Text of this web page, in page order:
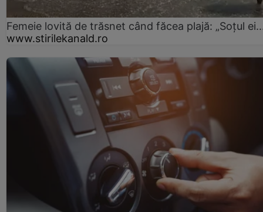
Femeie lovită de trăsnet când făcea plajă: „Soțul
www.stirilekanald.ro